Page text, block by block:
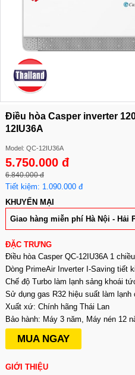
Điều hòa Casper inverter
12IU36A
Model: QC-12IU36A
5.750.000 đ
6.840.000 đ
Tiết kiệm: 1.090.000 đ
KHUYẾN MẠI
Giao hàng miễn phí Hà Nội - Hải
ĐẶC TRƯNG
Điều hòa Casper QC-12IU36A 1
Dòng PrimeAir Inverter I-Saving tiết
Chế độ Turbo làm lạnh sảng khoái
Sử dụng gas R32 hiệu suất làm
Xuất xứ: Chính hãng Thái Lan
Bảo hành: Máy 3 năm, Máy nén 12
MUA NGAY
GIỚI THIỆU